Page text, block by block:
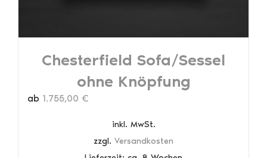
Chesterfield Sofa/Sessel
ohne Knöpfung
ab 1.755,00 €
inkl. MwSt.
zzgl. Versandkosten